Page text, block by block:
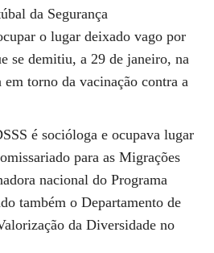
da Segurança
o lugar deixado vago por
se demitiu, a 29 de janeiro, na
em torno da vacinação contra a
é socióloga e ocupava lugar
para as Migrações
nacional do Programa
também o Departamento de
da Diversidade no